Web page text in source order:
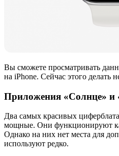
Вы сможете просматривать
на iPhone. Сейчас этого делать
Приложения «Солнце» и
Два самых красивых
мощные. Они функционируют
Однако на них нет места для
используют редко.